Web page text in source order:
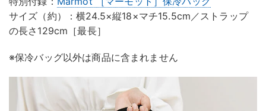
サイズ（約）：横24.5×縦18×マチ15.5cm／ストラップ
の長さ129cm［最長］
※保冷バッグ以外は商品に含まれません